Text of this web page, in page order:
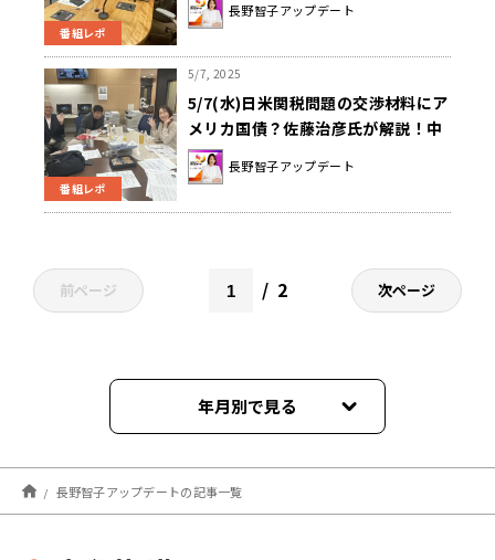
番組レポ
長野智子アップデート
番組レポ
5/7, 2025
5/7(水)日米関税問題の交渉材料にア
メリカ国債？佐藤治彦氏が解説！中
村逸郎氏がウクライナ・ロシアの和
平の見通しについて解説！
長野智子アップデート
前ページ 2 次ページ
年月別で見る
2026年08月
2026年07月
長野智子アップデートの記事一覧